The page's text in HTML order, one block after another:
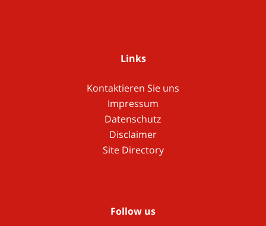
Links
Kontaktieren Sie uns
Impressum
Datenschutz
Disclaimer
Site Directory
Follow us